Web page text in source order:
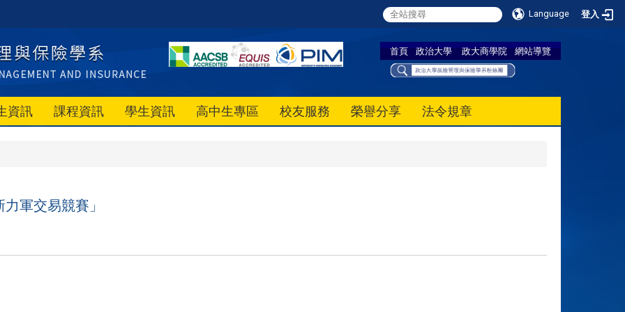
Language 登入
首頁 政治大學 政大商學院 網站導覽
資訊 課程資訊 學生資訊 高中生專區 校友服務 榮譽分享 法令規章
軍交易競賽」